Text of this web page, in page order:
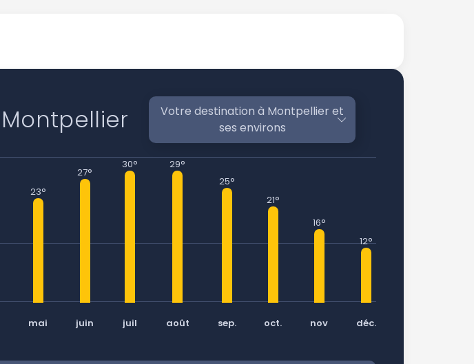
Montpellier
Votre destination à Montpellier et
ses environs
mai
23°
juin
27°
juil
30°
août
29°
sep.
25°
oct.
21°
nov
16°
déc.
12°